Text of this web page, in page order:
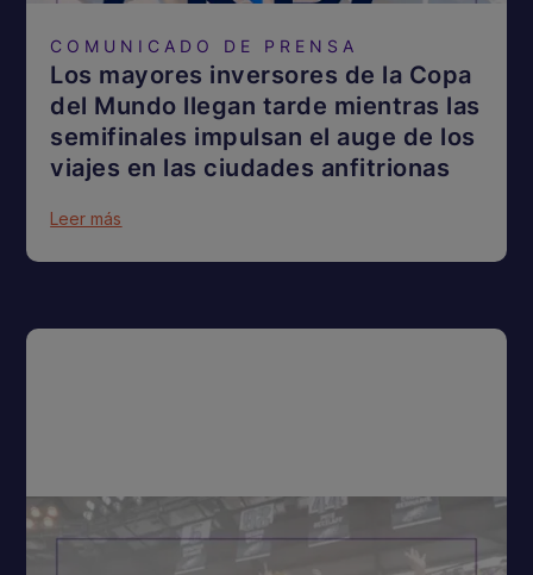
COMUNICADO DE PRENSA
Los mayores inversores de la Copa
del Mundo llegan tarde mientras las
semifinales impulsan el auge de los
viajes en las ciudades anfitrionas
Leer más